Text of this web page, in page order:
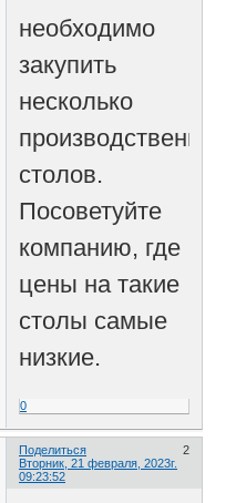
необходимо
закупить
несколько
производственных
столов.
Посоветуйте
компанию, где
цены на такие
столы самые
низкие.
0
Поделиться
2
Вторник, 21 февраля, 2023г.
09:23:52